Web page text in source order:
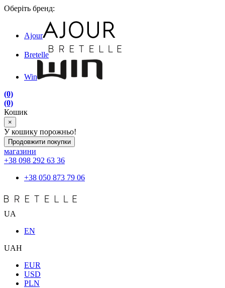
Оберіть бренд:
Ajour
Bretelle
Win
(0)
(0)
Кошик
×
У кошику порожньо!
Продовжити покупки
магазини
+38 098 292 63 36
+38 050 873 79 06
UA
EN
UAH
EUR
USD
PLN